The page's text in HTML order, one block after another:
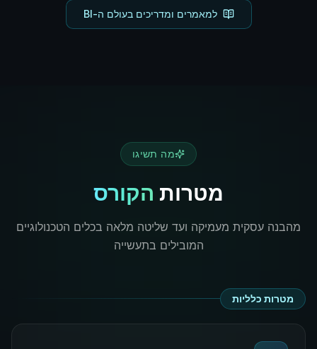
למאמרים ומדריכים בעולם ה-BI
מה תשיגו
מטרות הקורס
מהבנה עסקית מעמיקה ועד שליטה מלאה בכלים הטכנולוגיים
המובילים בתעשייה
מטרות כלליות